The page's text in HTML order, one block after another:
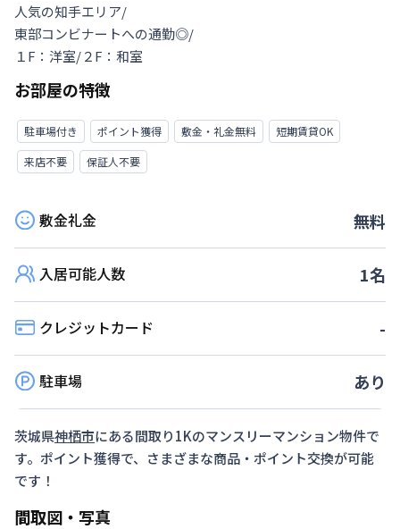
人気の知手エリア/
東部コンビナートへの通勤◎/
１F：洋室/２F：和室
お部屋の特徴
駐車場付き ポイント獲得 敷金・礼金無料
短期賃貸OK
来店不要
保証人不要
敷金礼金 無料
入居可能人数 1名
クレジットカード -
駐車場 あり
茨城県神栖市にある間取り1Kのマンスリーマンション物件で
す。ポイント獲得で、さまざまな商品・ポイント交換が可能
です！
間取図・写真